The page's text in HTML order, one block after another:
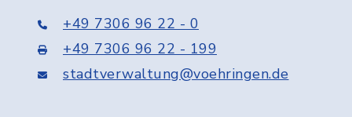
+49 7306 96 22 - 0
+49 7306 96 22 - 199
stadtverwaltung@voehringen.de